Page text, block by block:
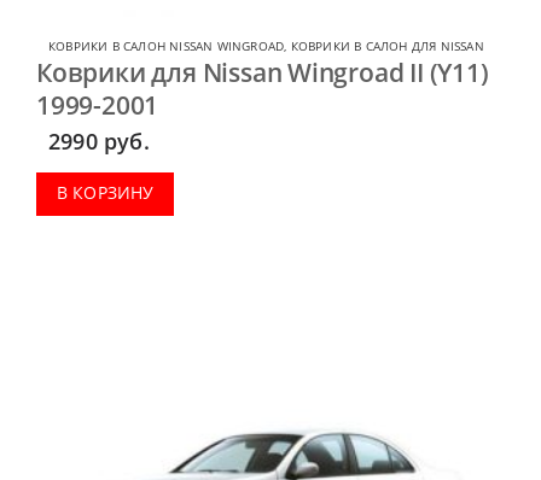
КОВРИКИ В САЛОН NISSAN WINGROAD, КОВРИКИ В САЛОН ДЛЯ NISSAN
Коврики для Nissan Wingroad II (Y11)
1999-2001
2990 руб.
В КОРЗИНУ